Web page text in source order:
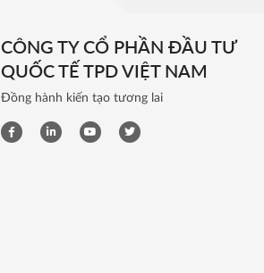
CÔNG TY CỔ PHẦN ĐẦU TƯ
QUỐC TẾ TPD VIỆT NAM
Đồng hành kiến tạo tương lai